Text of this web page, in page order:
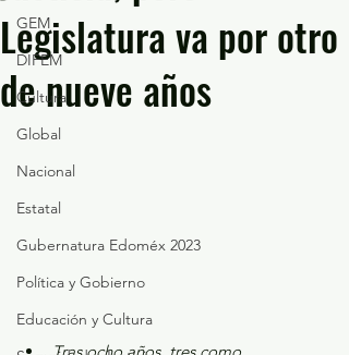
GEM
DIFEM
Cultura
Global
Nacional
Estatal
Gubernatura Edoméx 2023
Política y Gobierno
Educación y Cultura
Legislatura va por otro
de nueve años